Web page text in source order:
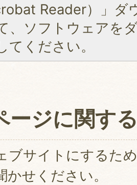
Reader）」ダ
、ソフトウェアを
てください。
ージに関す
ブサイトにするた
かせください。